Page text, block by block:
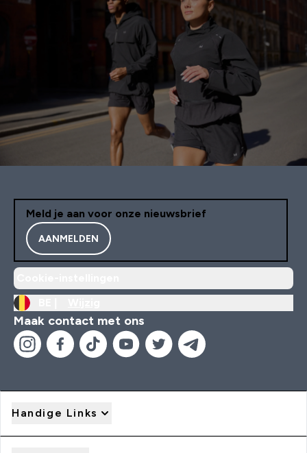
Meld je aan voor onze nieuwsbrief
AANMELDEN
Maak contact met ons
Handige Links